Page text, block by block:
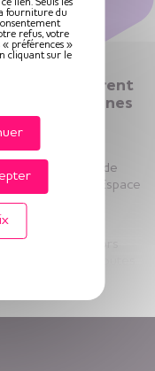
et Vie offrent
aux personnes
seniors vous
des logements de
seniors Espace
faciliter le
résidence seniors
service en toutes
est votre lieu de
votre rythme et
des animations
lien. Seuls les
fourniture du
refus, votre
préférences »
cliquant sur le